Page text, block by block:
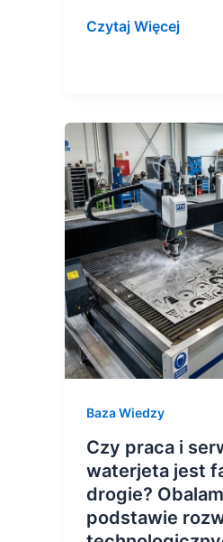
Czytaj Więcej
Baza Wiedzy
Czy praca i
waterjeta jest
drogie?
podstawie
Czy
praca
i
serwisowanie
waterjeta
jest
faktycznie
takie
drogie?
Obalamy
mity
podstawie
rozwiązań
technologicznych
PTV